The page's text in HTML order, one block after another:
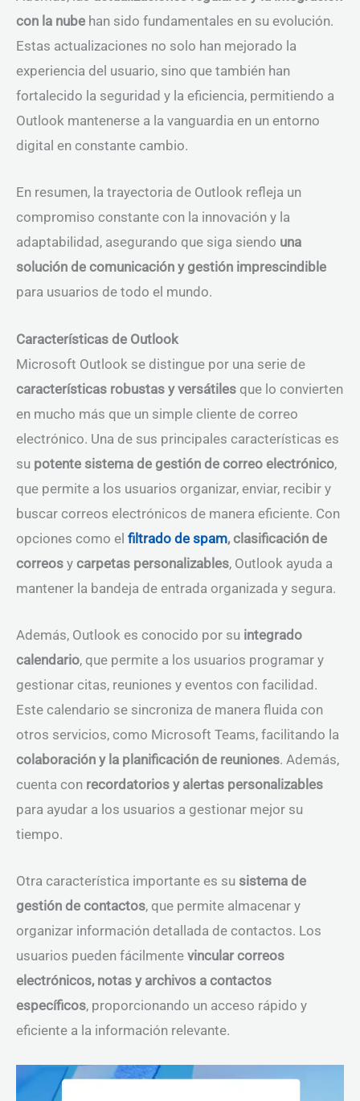
con la nube han sido fundamentales en su evolución.
Estas actualizaciones no solo han mejorado la
experiencia del usuario, sino que también han
fortalecido la seguridad y la eficiencia, permitiendo a
Outlook mantenerse a la vanguardia en un entorno
digital en constante cambio.
En resumen, la trayectoria de Outlook refleja un
compromiso constante con la innovación y la
adaptabilidad, asegurando que siga siendo una
solución de comunicación y gestión imprescindible
para usuarios de todo el mundo.
Características de Outlook
Microsoft Outlook se distingue por una serie de
características robustas y versátiles que lo convierten
en mucho más que un simple cliente de correo
electrónico. Una de sus principales características es
su potente sistema de gestión de correo electrónico,
que permite a los usuarios organizar, enviar, recibir y
buscar correos electrónicos de manera eficiente. Con
opciones como el filtrado de spam, clasificación de
correos y carpetas personalizables, Outlook ayuda a
mantener la bandeja de entrada organizada y segura.
Además, Outlook es conocido por su integrado
calendario, que permite a los usuarios programar y
gestionar citas, reuniones y eventos con facilidad.
Este calendario se sincroniza de manera fluida con
otros servicios, como Microsoft Teams, facilitando la
colaboración y la planificación de reuniones. Además,
cuenta con recordatorios y alertas personalizables
para ayudar a los usuarios a gestionar mejor su
tiempo.
Otra característica importante es su sistema de
gestión de contactos, que permite almacenar y
organizar información detallada de contactos. Los
usuarios pueden fácilmente vincular correos
electrónicos, notas y archivos a contactos
específicos, proporcionando un acceso rápido y
eficiente a la información relevante.